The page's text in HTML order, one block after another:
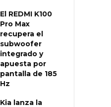
El REDMI K100
Pro Max
recupera el
subwoofer
integrado y
apuesta por
pantalla de 185
Hz
Kia lanza la